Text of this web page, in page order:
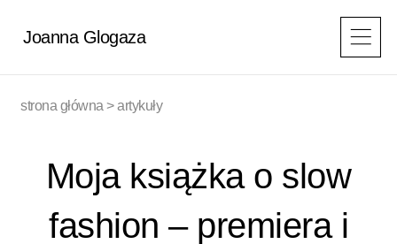
Joanna Glogaza
strona główna >artykuły
Moja książka o slow
fashion – premiera i